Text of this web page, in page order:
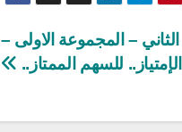
– المجموعة الاولى –
للسهم الممتاز..